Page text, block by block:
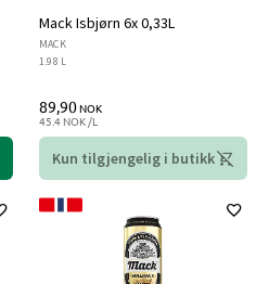
Mack Isbjørn 6x 0,33L
MACK
1.98 L
89,90NOK
45.4 NOK /L
Kun tilgjengelig i butikk